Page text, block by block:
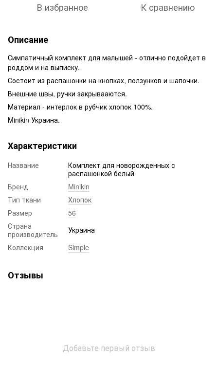
В избранное К сравнению
Описание
Симпатичный комплект для малышей - отлично подойдет в
роддом и на выписку.
Состоит из распашонки на кнопках, ползунков и шапочки.
Внешние швы, ручки закрывааются.
Материал - интерлок в рубчик хлопок 100%.
Minikin Украина.
Характеристики
Название
Комплект для новорожденных с
распашонкой белый
Бренд
Minikin
Тип ткани
Хлопок
Размер
56
Страна
производитель
Украина
Коллекция
Simple
Отзывы
Добавьте первый отзыв